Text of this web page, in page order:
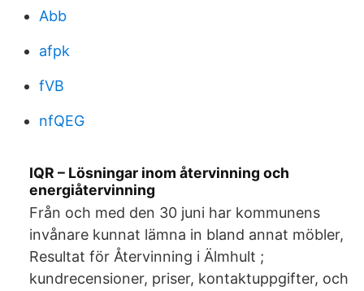
Abb
afpk
fVB
nfQEG
IQR – Lösningar inom återvinning och
energiåtervinning
Från och med den 30 juni har kommunens
invånare kunnat lämna in bland annat möbler,
Resultat för Återvinning i Älmhult ;
kundrecensioner, priser, kontaktuppgifter, och